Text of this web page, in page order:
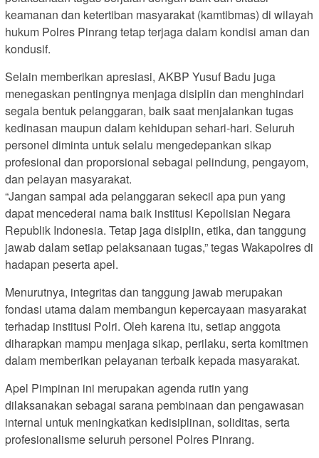
keamanan dan ketertiban masyarakat (kamtibmas) di wilayah
hukum Polres Pinrang tetap terjaga dalam kondisi aman dan
kondusif.
Selain memberikan apresiasi, AKBP Yusuf Badu juga
menegaskan pentingnya menjaga disiplin dan menghindari
segala bentuk pelanggaran, baik saat menjalankan tugas
kedinasan maupun dalam kehidupan sehari-hari. Seluruh
personel diminta untuk selalu mengedepankan sikap
profesional dan proporsional sebagai pelindung, pengayom,
dan pelayan masyarakat.
“Jangan sampai ada pelanggaran sekecil apa pun yang
dapat mencederai nama baik institusi Kepolisian Negara
Republik Indonesia. Tetap jaga disiplin, etika, dan tanggung
jawab dalam setiap pelaksanaan tugas,” tegas Wakapolres di
hadapan peserta apel.
Menurutnya, integritas dan tanggung jawab merupakan
fondasi utama dalam membangun kepercayaan masyarakat
terhadap institusi Polri. Oleh karena itu, setiap anggota
diharapkan mampu menjaga sikap, perilaku, serta komitmen
dalam memberikan pelayanan terbaik kepada masyarakat.
Apel Pimpinan ini merupakan agenda rutin yang
dilaksanakan sebagai sarana pembinaan dan pengawasan
internal untuk meningkatkan kedisiplinan, soliditas, serta
profesionalisme seluruh personel Polres Pinrang.